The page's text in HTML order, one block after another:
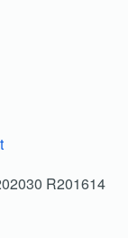
R201614